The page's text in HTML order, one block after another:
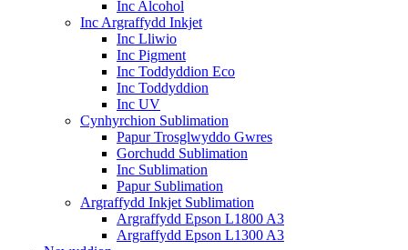
Inc Alcohol
Inc Argraffydd Inkjet
Inc Lliwio
Inc Pigment
Inc Toddyddion Eco
Inc Toddyddion
Inc UV
Cynhyrchion Sublimation
Papur Trosglwyddo Gwres
Gorchudd Sublimation
Inc Sublimation
Papur Sublimation
Argraffydd Inkjet Sublimation
Argraffydd Epson L1800 A3
Argraffydd Epson L1300 A3